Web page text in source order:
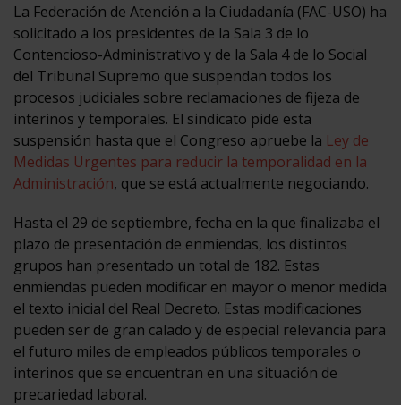
La Federación de Atención a la Ciudadanía (FAC-USO) ha
solicitado a los presidentes de la Sala 3 de lo
Contencioso-Administrativo y de la Sala 4 de lo Social
del Tribunal Supremo que suspendan todos los
procesos judiciales sobre reclamaciones de fijeza de
interinos y temporales. El sindicato pide esta
suspensión hasta que el Congreso apruebe la Ley de
Medidas Urgentes para reducir la temporalidad en la
Administración, que se está actualmente negociando.
Hasta el 29 de septiembre, fecha en la que finalizaba el
plazo de presentación de enmiendas, los distintos
grupos han presentado un total de 182. Estas
enmiendas pueden modificar en mayor o menor medida
el texto inicial del Real Decreto. Estas modificaciones
pueden ser de gran calado y de especial relevancia para
el futuro miles de empleados públicos temporales o
interinos que se encuentran en una situación de
precariedad laboral.